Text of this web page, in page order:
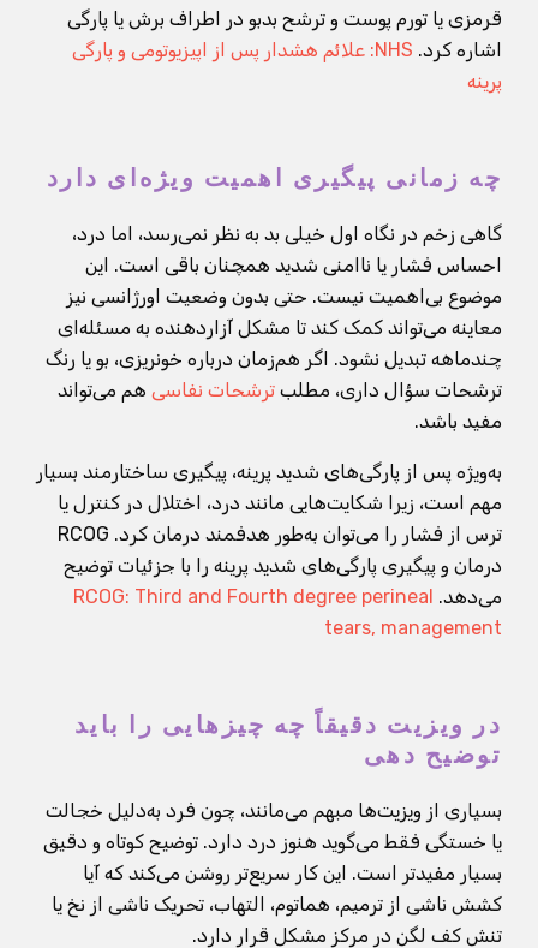
قرمزی یا تورم پوست و ترشح بدبو در اطراف برش یا پارگی
اشاره کرد.
NHS: علائم هشدار پس از اپیزیوتومی و پارگی
پرینه
چه زمانی پیگیری اهمیت ویژه‌ای دارد
گاهی زخم در نگاه اول خیلی بد به نظر نمی‌رسد، اما درد،
احساس فشار یا ناامنی شدید همچنان باقی است. این
موضوع بی‌اهمیت نیست. حتی بدون وضعیت اورژانسی نیز
معاینه می‌تواند کمک کند تا مشکل آزاردهنده به مسئله‌ای
چندماهه تبدیل نشود. اگر هم‌زمان درباره خونریزی، بو یا رنگ
ترشحات سؤال داری، مطلب ترشحات نفاسی هم می‌تواند
مفید باشد.
به‌ویژه پس از پارگی‌های شدید پرینه، پیگیری ساختارمند بسیار
مهم است، زیرا شکایت‌هایی مانند درد، اختلال در کنترل یا
ترس از فشار را می‌توان به‌طور هدفمند درمان کرد. RCOG
درمان و پیگیری پارگی‌های شدید پرینه را با جزئیات توضیح
می‌دهد. RCOG: Third and Fourth degree perineal
tears, management
در ویزیت دقیقاً چه چیزهایی را باید
توضیح دهی
بسیاری از ویزیت‌ها مبهم می‌مانند، چون فرد به‌دلیل خجالت
یا خستگی فقط می‌گوید هنوز درد دارد. توضیح کوتاه و دقیق
بسیار مفیدتر است. این کار سریع‌تر روشن می‌کند که آیا
کشش ناشی از ترمیم، هماتوم، التهاب، تحریک ناشی از نخ یا
تنش کف لگن در مرکز مشکل قرار دارد.